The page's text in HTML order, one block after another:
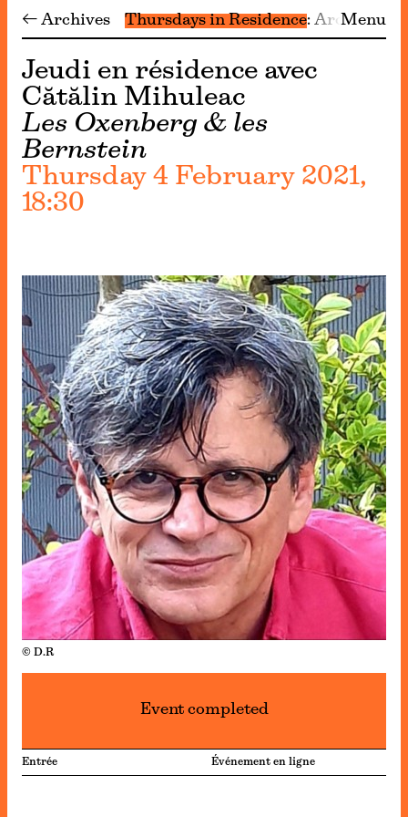
← Archives Thursdays in Residence Archive
Menu
Jeudi en résidence avec
Cătălin Mihuleac
Les Oxenberg & les
Bernstein
Thursday 4 February 2021,
18:30
© D.R
Event completed
Entrée Événement en ligne